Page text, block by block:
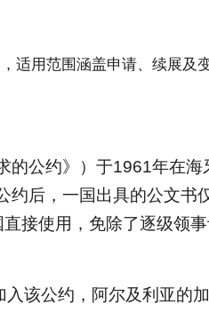
适用范围涵盖申请、续展及
的公约》）于1961年在海
约后，一国出具的公文书
接使用，免除了逐级领
该公约，阿尔及利亚的